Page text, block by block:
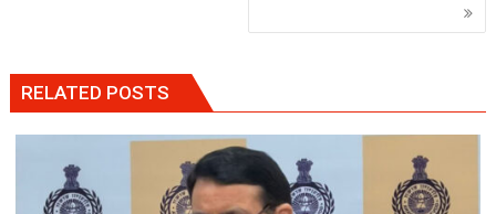
RELATED POSTS